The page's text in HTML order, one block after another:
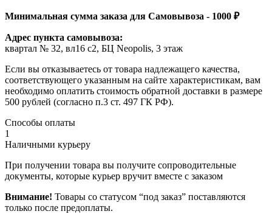
Минимальная сумма заказа для Самовывоза - 1000 ₽
Адрес пункта самовывоза:
квартал № 32, вл16 с2, БЦ Neopolis, 3 этаж
Если вы отказываетесь от товара надлежащего качества,
соответствующего указанным на сайте характеристикам, вам
необходимо оплатить стоимость обратной доставки в размере
500 рублей (согласно п.3 ст. 497 ГК РФ).
Способы оплаты
1
Наличными курьеру
При получении товара вы получите сопроводительные
документы, которые курьер вручит вместе с заказом
Внимание! Товары со статусом “под заказ” поставляются
только после предоплаты.